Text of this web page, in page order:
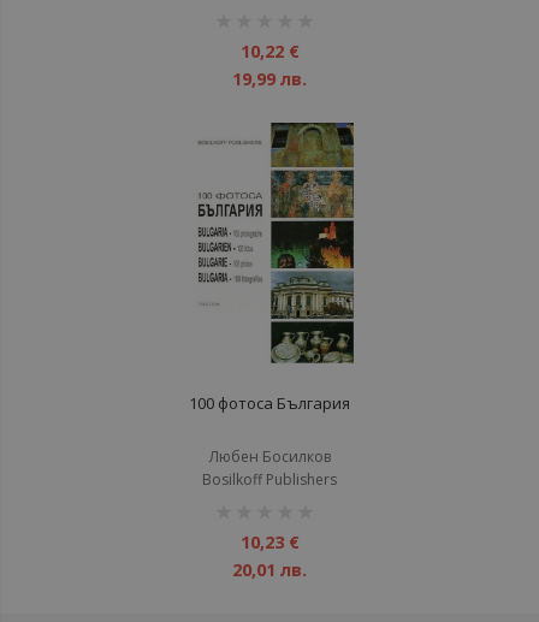
10,22 €
19,99 лв.
100 фотоса България
Любен Босилков
Bosilkoff Publishers
10,23 €
20,01 лв.